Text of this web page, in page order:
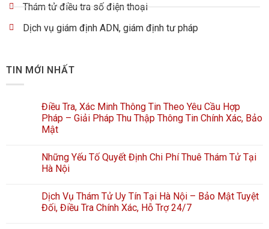
Thám tử điều tra số điện thoại
Dịch vụ giám định ADN, giám định tư pháp
TIN MỚI NHẤT
Điều Tra, Xác Minh Thông Tin Theo Yêu Cầu Hợp
Pháp – Giải Pháp Thu Thập Thông Tin Chính Xác, Bảo
Mật
Những Yếu Tố Quyết Định Chi Phí Thuê Thám Tử Tại
Hà Nội
Dịch Vụ Thám Tử Uy Tín Tại Hà Nội – Bảo Mật Tuyệt
Đối, Điều Tra Chính Xác, Hỗ Trợ 24/7